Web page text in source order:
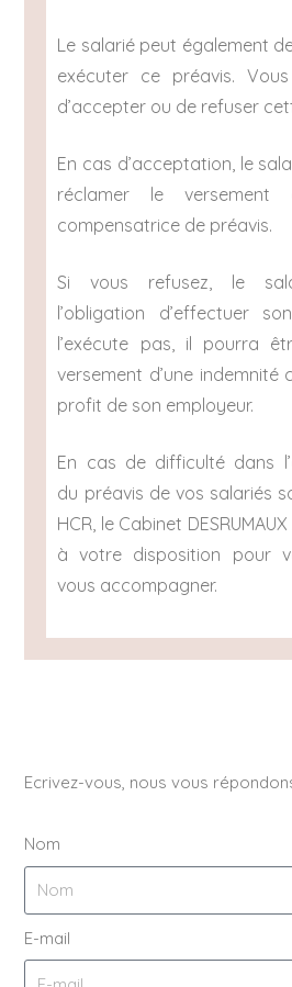
Le salarié peut également
exécuter ce préavis.
d’accepter ou de refuser
En cas d’acceptation, le
réclamer le versement
compensatrice de préavis.
Si vous refusez, le
l’obligation d’effectuer
l’exécute pas, il pourra
versement d’une indemnité
profit de son employeur.
En cas de difficulté dans
du préavis de vos salariés
HCR, le Cabinet
à votre disposition pour
vous accompagner.
Ecrivez-vous, nous vous
Nom
E-mail